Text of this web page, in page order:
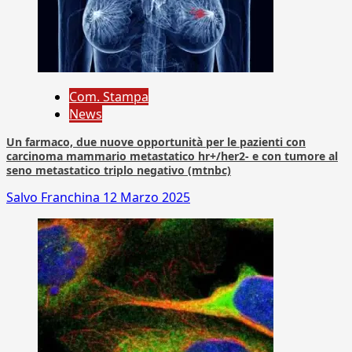
Com. Stampa
News
Un farmaco, due nuove opportunità per le pazienti con
carcinoma mammario metastatico hr+/her2- e con tumore al
seno metastatico triplo negativo (mtnbc)
Salvo Franchina 12 Marzo 2025